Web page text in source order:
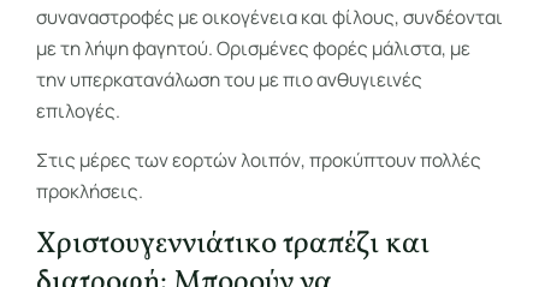
συναναστροφές με οικογένεια και φίλους, συνδέονται
με τη λήψη φαγητού. Ορισμένες φορές μάλιστα, με
την υπερκατανάλωση του με πιο ανθυγιεινές
επιλογές.
Στις μέρες των εορτών λοιπόν, προκύπτουν πολλές
προκλήσεις.
Χριστουγεννιάτικο τραπέζι και